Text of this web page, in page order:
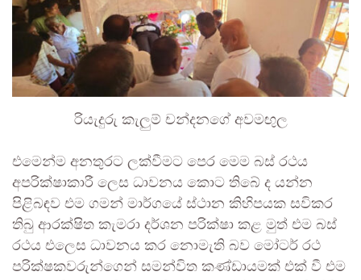
රියැදුරු කැලුම් චන්දනගේ අවමඟුල
එමෙන්ම අනතුරට ලක්වීමට පෙර මෙම බස් රථය
අපරික්ෂාකාරී ලෙස ධාවනය කොට තිබේ ද යන්න
පිළිබඳව එම ගමන් මාර්ගයේ ස්ථාන කිහිපයක සවිකර
තිබු ආරක්ෂිත කැමරා දර්ශන පරික්ෂා කළ මුත් එම බස්
රථය එලෙස ධාවනය කර නොමැති බව මෝටර් රථ
පරික්ෂකවරුන්ගෙන් සමන්විත කණ්ඩායමක් එක් වී එම